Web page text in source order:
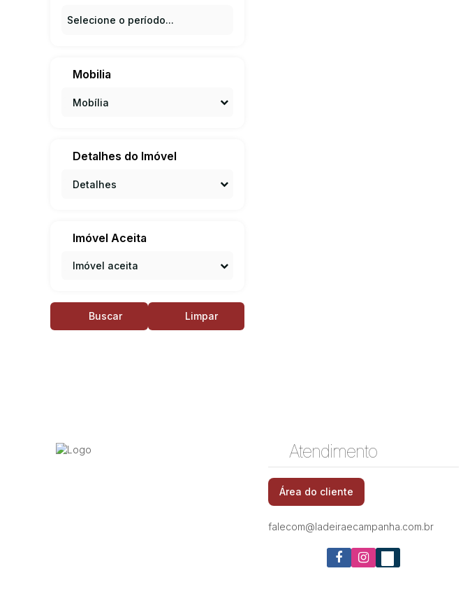
Mobilia
Mobília
Detalhes do Imóvel
Detalhes
Imóvel Aceita
Imóvel aceita
Buscar Limpar
Atendimento
Área do cliente
falecom@ladeiraecampanha.com.br